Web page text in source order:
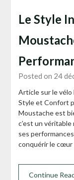
Le Style
Posted on 24
Article sur le
Style et Confort
Moustache est
c’est un
ses
conquérir le cœur
Continue